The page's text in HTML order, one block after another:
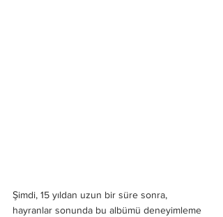
Şimdi, 15 yıldan uzun bir süre sonra,
hayranlar sonunda bu albümü deneyimleme